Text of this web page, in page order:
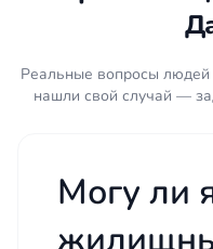
Договор
Выписка из
Свидетельства о
Справка о том,
Реальные вопросы людей
нашли свой случай —
Могу ли